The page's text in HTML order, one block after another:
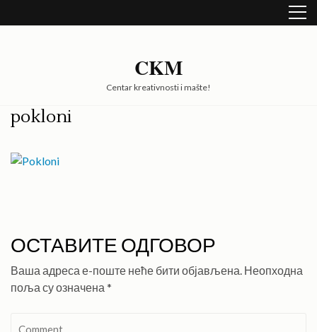
to
CKM
Centar kreativnosti i mašte!
pokloni
ОСТАВИТЕ ОДГОВОР
Ваша адреса е-поште неће бити објављена. Неопходна
поља су означена *